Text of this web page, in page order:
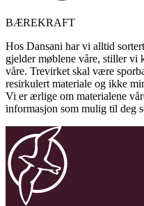
BÆREKRAFT
Hos Dansani har vi alltid
gjelder møblene våre, stiller vi
våre. Trevirket skal være
resirkulert materiale og ikke
Vi er ærlige om materialene
informasjon som mulig til deg